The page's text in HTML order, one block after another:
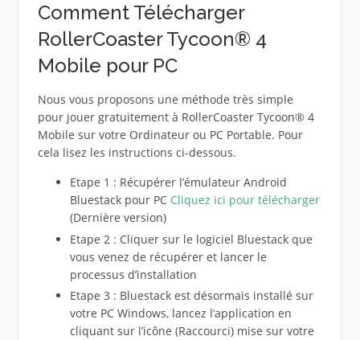
Comment Télécharger
RollerCoaster Tycoon® 4
Mobile pour PC
Nous vous proposons une méthode très simple
pour jouer gratuitement à RollerCoaster Tycoon® 4
Mobile sur votre Ordinateur ou PC Portable. Pour
cela lisez les instructions ci-dessous.
Etape 1 : Récupérer l’émulateur Android
Bluestack pour PC Cliquez ici pour télécharger
(Dernière version)
Etape 2 : Cliquer sur le logiciel Bluestack que
vous venez de récupérer et lancer le
processus d’installation
Etape 3 : Bluestack est désormais installé sur
votre PC Windows, lancez l’application en
cliquant sur l’icône (Raccourci) mise sur votre